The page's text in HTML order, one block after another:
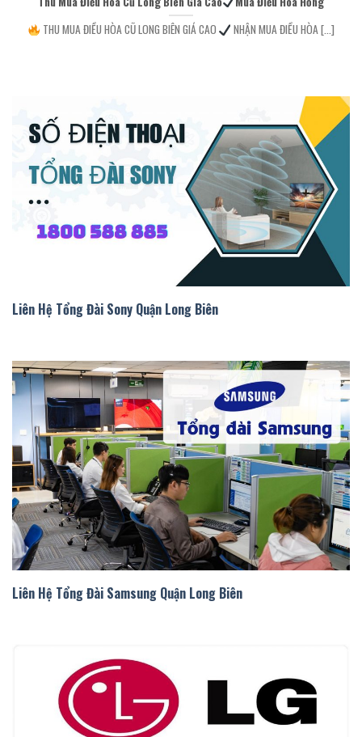
THU MUA ĐIỀU HÒA CŨ LONG BIÊN GIÁ CAO
NHẬN MUA ĐIỀU HÒA [...]
liên hệ tổng đài sony quận long biên
Liên Hệ Tổng Đài Sony Quận Long Biên
liên hệ tổng đài samsung quận long biên
Liên Hệ Tổng Đài Samsung Quận Long Biên